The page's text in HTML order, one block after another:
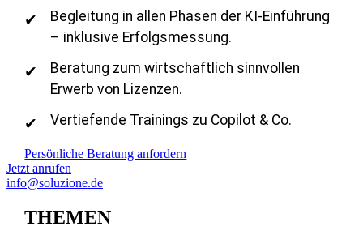
Begleitung in allen Phasen der KI-Einführung
– inklusive Erfolgsmessung.
Beratung zum wirtschaftlich sinnvollen
Erwerb von Lizenzen.
Vertiefende Trainings zu Copilot & Co.
Persönliche Beratung anfordern
Jetzt anrufen
info@soluzione.de
THEMEN